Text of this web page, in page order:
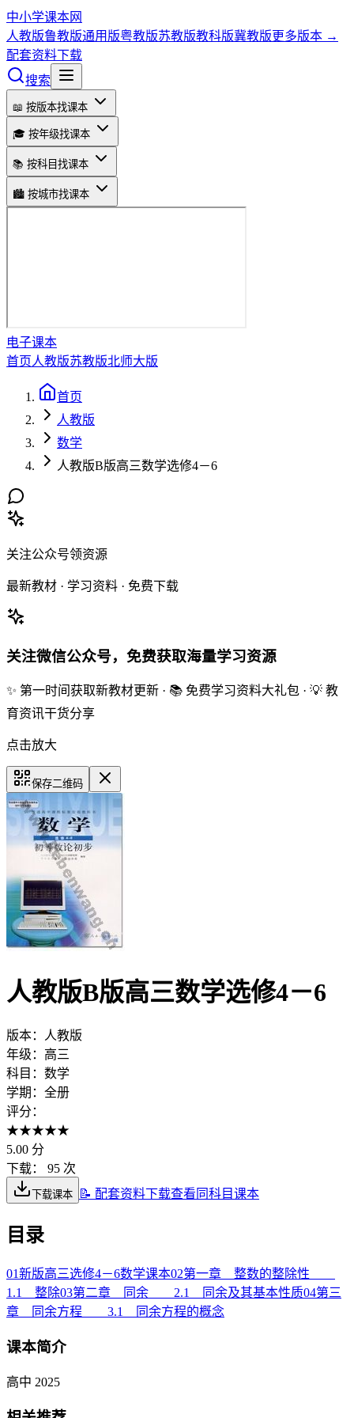
中小学课本网
人教版鲁教版通用版粤教版苏教版教科版冀教版更多版本 →
配套资料下载
搜索
📖 按版本找课本
🎓 按年级找课本
📚 按科目找课本
🏙️ 按城市找课本
电子课本
首页人教版苏教版北师大版
首页
人教版
数学
人教版B版高三数学选修4－6
关注公众号领资源
最新教材 · 学习资料 · 免费下载
关注微信公众号，免费获取海量学习资源
✨ 第一时间获取新教材更新 · 📚 免费学习资料大礼包 · 💡 教
育资讯干货分享
点击放大
保存二维码
人教版B版高三数学选修4－6
版本：
人教版
年级： 高三
科目： 数学
学期： 全册
评分：
★★★★★
5.00 分
下载：
95 次
下载课本 📝 配套资料下载查看同科目课本
目录
01新版高三选修4－6数学课本02第一章 整数的整除性
1.1 整除03第二章 同余 2.1 同余及其基本性质04第三
章 同余方程 3.1 同余方程的概念
课本简介
高中 2025